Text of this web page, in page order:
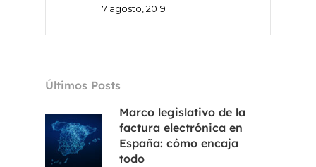
7 agosto, 2019
Últimos Posts
Marco legislativo de la
factura electrónica en
España: cómo encaja
todo